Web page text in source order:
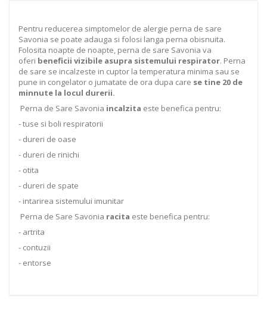
Pentru reducerea simptomelor de alergie perna de sare
Savonia se poate adauga si folosi langa perna obisnuita.
Folosita noapte de noapte, perna de sare Savonia va
oferi beneficii vizibile asupra sistemului respirator. Perna
de sare se incalzeste in cuptor la temperatura minima sau se
pune in congelator o jumatate de ora dupa care se tine 20 de
minnute la locul durerii.
Perna de Sare Savonia incalzita este benefica pentru:
- tuse si boli respiratorii
- dureri de oase
- dureri de rinichi
- otita
- dureri de spate
- intarirea sistemului imunitar
Perna de Sare Savonia racita este benefica pentru:
- artrita
- contuzii
- entorse